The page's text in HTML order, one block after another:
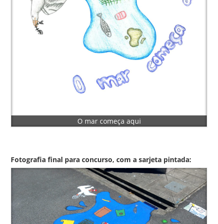
O mar começa aqui
Fotografia final para concurso, com a sarjeta pintada: